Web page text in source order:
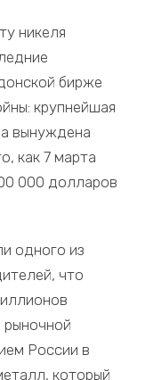
никеля
бирже
крупнейшая
вынуждена
как 7 марта
000 долларов
одного из
что
России в
который